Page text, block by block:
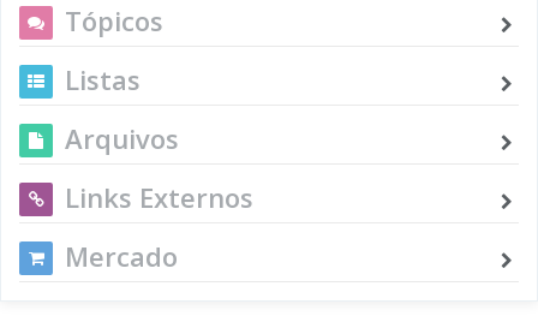
Tópicos
Listas
Arquivos
Links Externos
Mercado